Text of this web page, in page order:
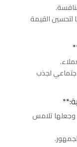
لتحسين القيمة
لجذب
وجعلها تلامس